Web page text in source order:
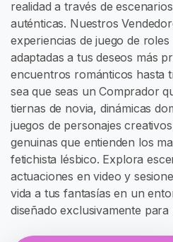
realidad a través de
auténticas. Nuestros
experiencias de juego de
adaptadas a tus deseos más
encuentros románticos hasta
sea que seas un Comprador
tiernas de novia, dinámicas
juegos de personajes
genuinas que entienden los
fetichista lésbico. Explora
actuaciones en video y
vida a tus fantasías en un
diseñado exclusivamente
i
ó
n
E
G
I
S
T
R
A
R
S
E